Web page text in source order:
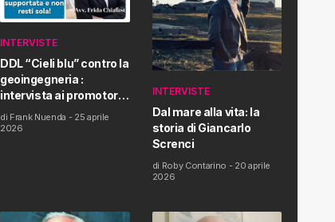
INTERVISTE
DDL “Cieli blu” contro la
geoingegneria :
intervista ai promotori
della tematica e della
Proposta di Legge
di Frank Nuenda - 25 aprile
2026
INTERVISTE
Dal mare alla vita: la
storia di Giancarlo
Screnci
di Roby Contarino - 20 aprile
2026